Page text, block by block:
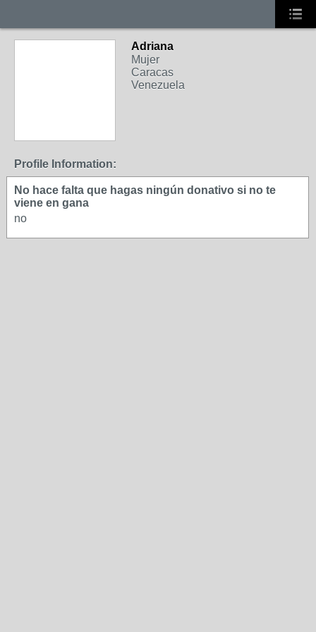
Adriana
Mujer
Caracas
Venezuela
Profile Information:
No hace falta que hagas ningún donativo si no te
viene en gana
no